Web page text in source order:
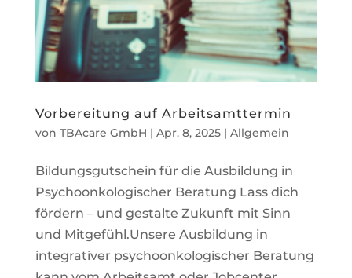
Vorbereitung auf Arbeitsamttermin
von TBAcare GmbH | Apr. 8, 2025| Allgemein
Bildungsgutschein für die Ausbildung in
Psychoonkologischer Beratung Lass dich
fördern – und gestalte Zukunft mit Sinn
und Mitgefühl.Unsere Ausbildung in
integrativer psychoonkologischer Beratung